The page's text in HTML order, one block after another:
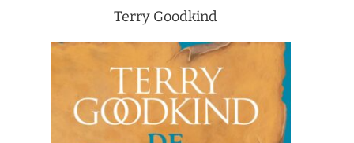
Terry Goodkind